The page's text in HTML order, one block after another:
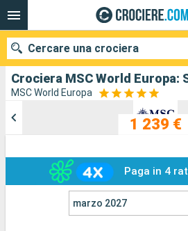
MSC World Europa
1 239 €
Paga in 4
marzo 2027
Cercare una crociera
Le nostre destinazioni
Mesi di partenza
Porti